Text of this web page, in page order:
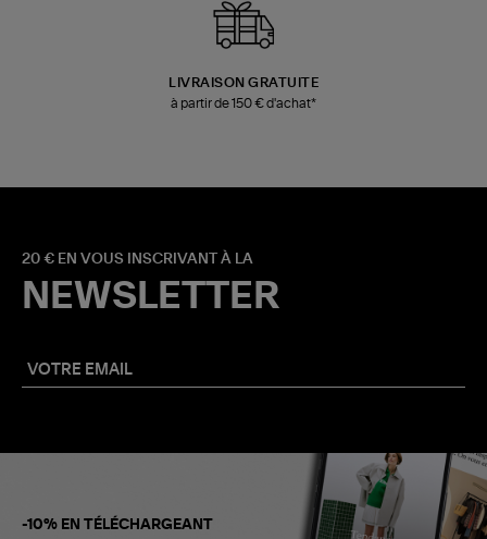
LIVRAISON GRATUITE
à partir de 150 € d'achat*
20 € EN VOUS INSCRIVANT À LA
NEWSLETTER
-10% EN TÉLÉCHARGEANT